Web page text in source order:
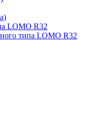
LOMO R32
типа LOMO R32